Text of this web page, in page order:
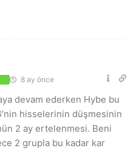
8 ay önce
devam ederken Hybe bu
hisselerinin düşmesinin
2 ay ertelenmesi. Beni
2 grupla bu kadar kar